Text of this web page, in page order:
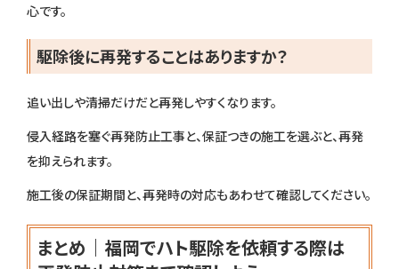
心です。
駆除後に再発することはありますか？
追い出しや清掃だけだと再発しやすくなります。
侵入経路を塞ぐ再発防止工事と、保証つきの施工を選ぶと、再発
を抑えられます。
施工後の保証期間と、再発時の対応もあわせて確認してください。
まとめ｜福岡でハト駆除を依頼する際は